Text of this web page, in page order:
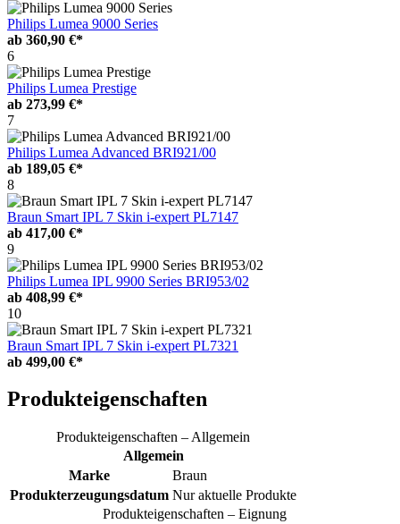
Philips Lumea 9000 Series
ab 360,90 €*
6
Philips Lumea Prestige
ab 273,99 €*
7
Philips Lumea Advanced BRI921/00
ab 189,05 €*
8
Braun Smart IPL 7 Skin i-expert PL7147
ab 417,00 €*
9
Philips Lumea IPL 9900 Series BRI953/02
ab 408,99 €*
10
Braun Smart IPL 7 Skin i-expert PL7321
ab 499,00 €*
Produkteigenschaften
Produkteigenschaften – Allgemein
Allgemein
Marke
Braun
Produkterzeugungsdatum Nur aktuelle Produkte
Produkteigenschaften – Eignung